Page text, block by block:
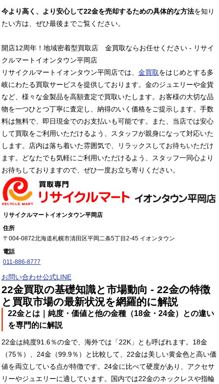
今より高く、より安心して22金を売却するための具体的な方法を知り
たい方は、ぜひ最後までご覧ください。
開店12周年！地域密着型買取店 金買取ならお任せください - リサイ
クルマートイオンタウン平岡店
リサイクルマートイオンタウン平岡店では、 金買取をはじめとする多
岐にわたる買取サービスを提供しております。金のジュエリーや金貨
など、様々な金製品を高額査定で買取いたします。お客様の大切な品
物を一つひとつ丁寧に査定し、納得のいく価格をご提示します。手数
料は無料で、即日現金でのお支払いも可能です。また、当店では安心
して買取をご利用いただけるよう、スタッフが親身になって対応いた
します。店内は落ち着いた雰囲気で、リラックスしてお待ちいただけ
ます。どなたでも気軽にご利用いただけるよう、スタッフ一同心より
お待ちしておりますので、ぜひ一度お立ち寄りください。
リサイクルマートイオンタウン平岡店
住所
〒004-0872北海道札幌市清田区平岡二条5丁目2-45 イオンタウン
電話
011-886-8777
お問い合わせ公式LINE
22金買取の基礎知識と市場動向 - 22金の特徴
と買取市場の最新状況を網羅的に解説
22金とは｜純度・価値と他の金種（18金・24金）との違い
を専門的に解説
22金は純度91.6％の金で、海外では「22K」とも呼ばれます。18金
（75％）、24金（99.9％）と比較して、22金は美しい黄金色と高い価
値を両立している点が特徴です。24金に比べて硬度があり、アクセサ
リーやジュエリーに適しています。国内では22金のネックレスや指輪